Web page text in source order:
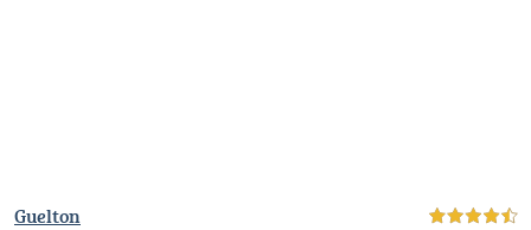
Guelton 4,5 étoiles sur 5